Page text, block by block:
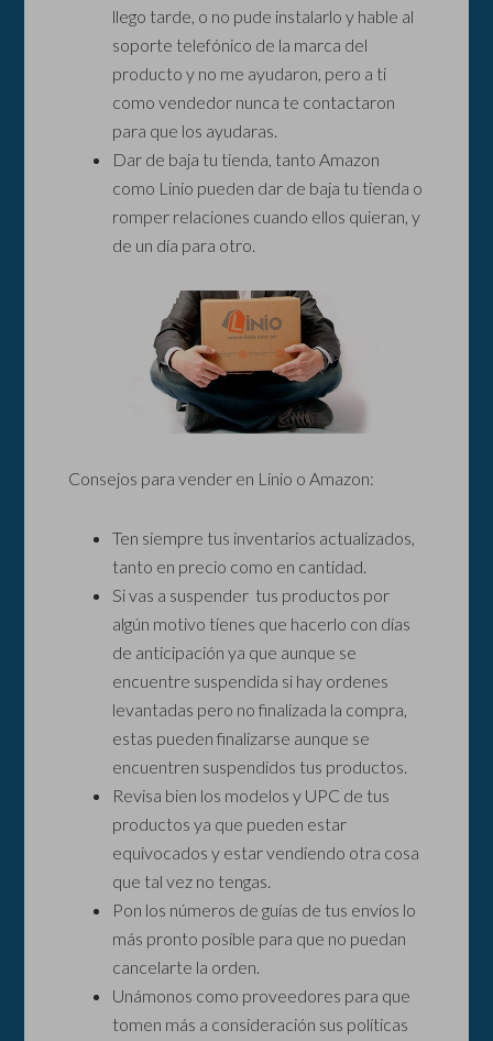
llego tarde, o no pude instalarlo y hable al
soporte telefónico de la marca del
producto y no me ayudaron, pero a ti
como vendedor nunca te contactaron
para que los ayudaras.
Dar de baja tu tienda, tanto Amazon
como Linio pueden dar de baja tu tienda o
romper relaciones cuando ellos quieran, y
de un día para otro.
Consejos para vender en Linio o Amazon:
Ten siempre tus inventarios actualizados,
tanto en precio como en cantidad.
Si vas a suspender tus productos por
algún motivo tienes que hacerlo con días
de anticipación ya que aunque se
encuentre suspendida si hay ordenes
levantadas pero no finalizada la compra,
estas pueden finalizarse aunque se
encuentren suspendidos tus productos.
Revisa bien los modelos y UPC de tus
productos ya que pueden estar
equivocados y estar vendiendo otra cosa
que tal vez no tengas.
Pon los números de guías de tus envíos lo
más pronto posible para que no puedan
cancelarte la orden.
Unámonos como proveedores para que
tomen más a consideración sus políticas